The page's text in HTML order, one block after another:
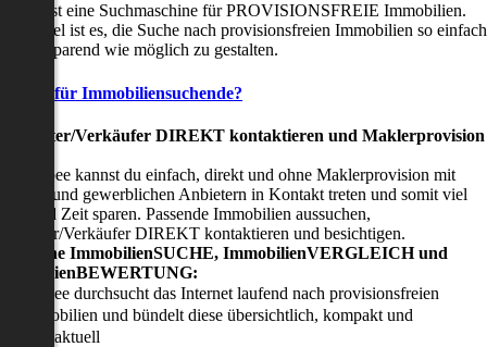
ist eine Suchmaschine für PROVISIONSFREIE Immobilien.
Ziel ist es, die Suche nach provisionsfreien Immobilien so einfach
zeitsparend wie möglich zu gestalten.
für Immobiliensuchende?
Verkäufer DIREKT kontaktieren und Maklerprovision
Flatbee kannst du einfach, direkt und ohne Maklerprovision mit
und gewerblichen Anbietern in Kontakt treten und somit viel
und Zeit sparen. Passende Immobilien aussuchen,
Verkäufer DIREKT kontaktieren und besichtigen.
in-one ImmobilienSUCHE, ImmobilienVERGLEICH und
Flatbee durchsucht das Internet laufend nach provisionsfreien
Immobilien und bündelt diese übersichtlich, kompakt und
tagesaktuell